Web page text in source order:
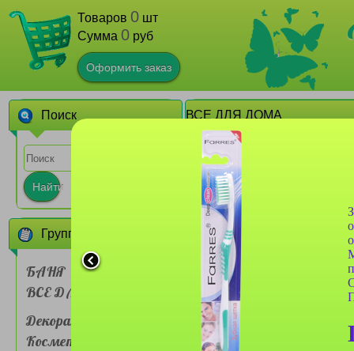
Товаров 0 шт
Сумма 0 руб
Оформить заказ
Поиск
Найти
Группы товаров
БАНЯ
ВСЕ ДЛЯ ДОМА
Декоративная
Косметика
ВСЕ ДЛЯ ДОМА
1 2
Мыльница закрытая
№775 с крышкой